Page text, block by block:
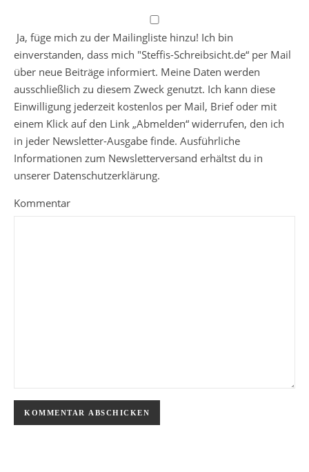
Ja, füge mich zu der Mailingliste hinzu! Ich bin
einverstanden, dass mich "Steffis-Schreibsicht.de“ per Mail
über neue Beiträge informiert. Meine Daten werden
ausschließlich zu diesem Zweck genutzt. Ich kann diese
Einwilligung jederzeit kostenlos per Mail, Brief oder mit
einem Klick auf den Link „Abmelden“ widerrufen, den ich
in jeder Newsletter-Ausgabe finde. Ausführliche
Informationen zum Newsletterversand erhältst du in
unserer Datenschutzerklärung.
Kommentar